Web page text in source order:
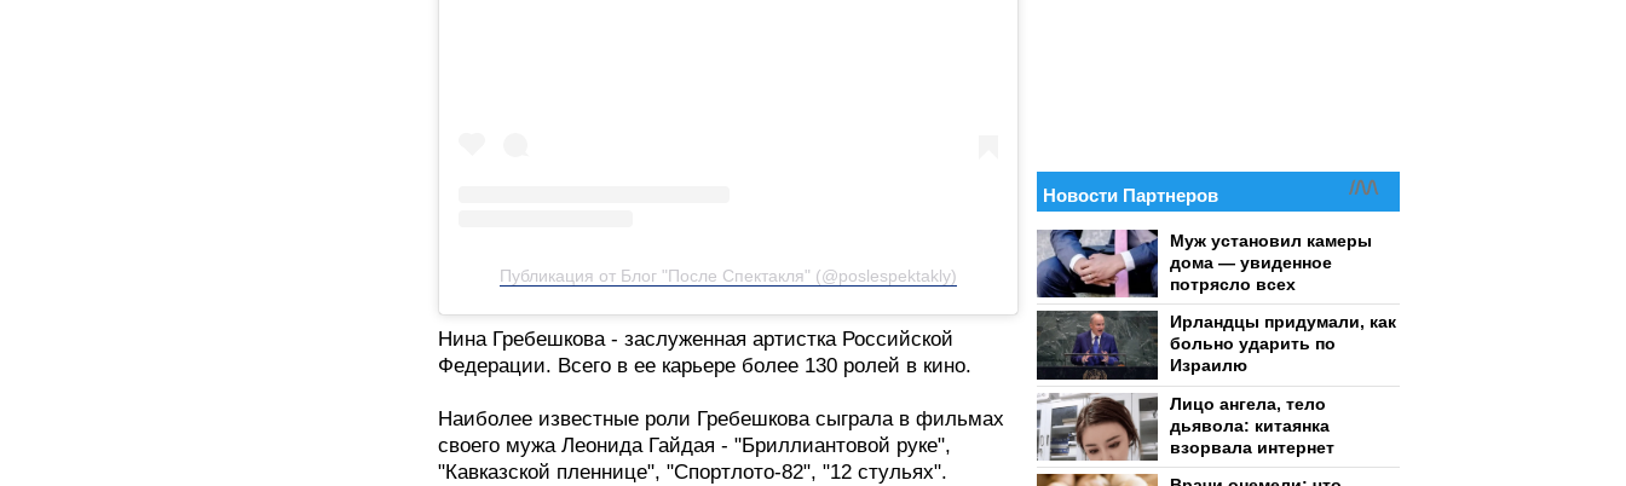
Публикация от Блог "После Спектакля" (@poslespektakly)
Нина Гребешкова - заслуженная артистка Российской
Федерации. Всего в ее карьере более 130 ролей в кино.
Наиболее известные роли Гребешкова сыграла в фильмах
своего мужа Леонида Гайдая - "Бриллиантовой руке",
"Кавказской пленнице", "Спортлото-82", "12 стульях".